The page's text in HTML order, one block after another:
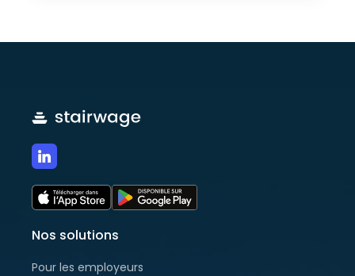
Nos solutions
Pour les employeurs